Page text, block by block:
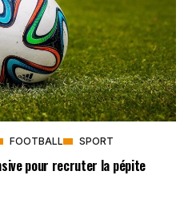
FOOTBALL SPORT
pour recruter la pépite